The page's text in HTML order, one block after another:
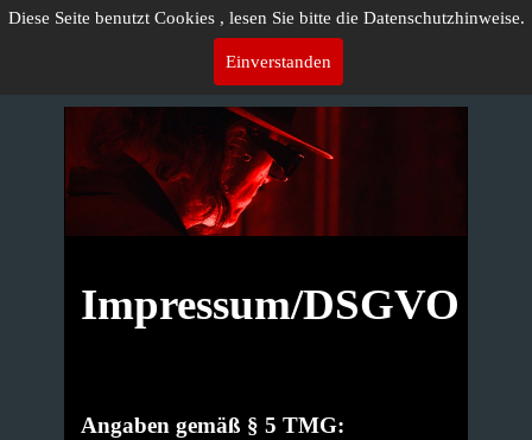
Diese Seite benutzt Cookies , lesen Sie bitte die Datenschutzhinweise.
Einverstanden
Impressum/DSGVO
Angaben gemäß § 5 TMG: